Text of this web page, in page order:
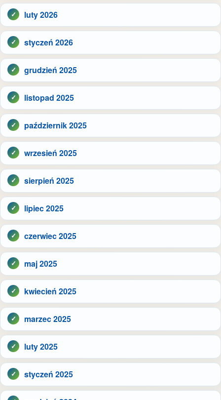
luty 2026
styczeń 2026
grudzień 2025
listopad 2025
październik 2025
wrzesień 2025
sierpień 2025
lipiec 2025
czerwiec 2025
maj 2025
kwiecień 2025
marzec 2025
luty 2025
styczeń 2025